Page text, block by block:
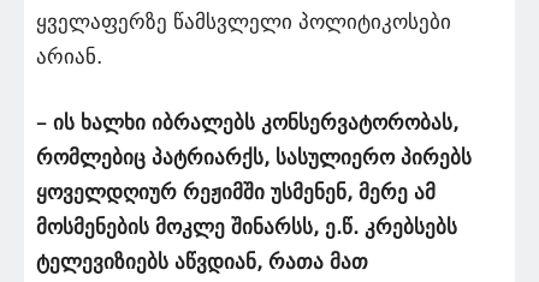
ყველაფერზე წამსვლელი პოლიტიკოსები
არიან.
– ის ხალხი იბრალებს კონსერვატორობას,
რომლებიც პატრიარქს, სასულიერო პირებს
ყოველდღიურ რეჟიმში უსმენენ, მერე ამ
მოსმენების მოკლე შინარსს, ე.წ. კრებსებს
ტელევიზიებს აწვდიან, რათა მათ